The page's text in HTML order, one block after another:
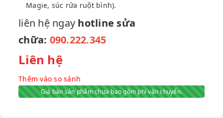
Magie, súc rửa ruột bình).
liên hệ ngay hotline sửa
chữa: 090.222.345
Liên hệ
Thêm vào so sánh
Giá bán sản phẩm chưa bao gồm phí vận chuyển.